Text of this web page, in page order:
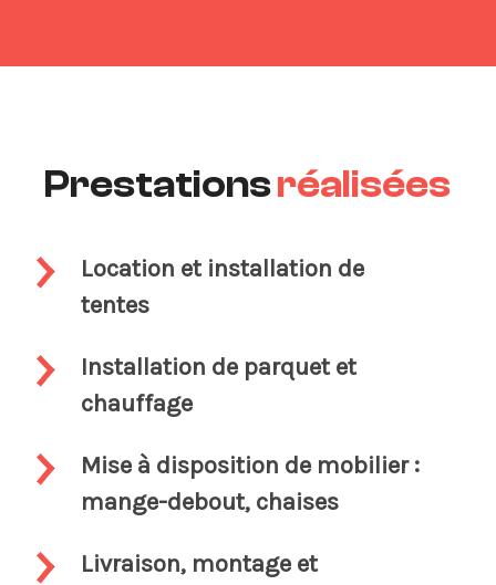
Prestationsréalisées
Location et installation de
tentes
Installation de parquet et
chauffage
Mise à disposition de mobilier :
mange-debout, chaises
Livraison, montage et